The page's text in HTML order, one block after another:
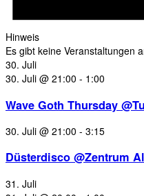
Hinweis
Es gibt keine Veranstaltungen
30. Juli
30. Juli @ 21:00 - 1:00
Wave Goth Thursday
30. Juli @ 21:00 - 3:15
Düsterdisco @Zentrum
31. Juli